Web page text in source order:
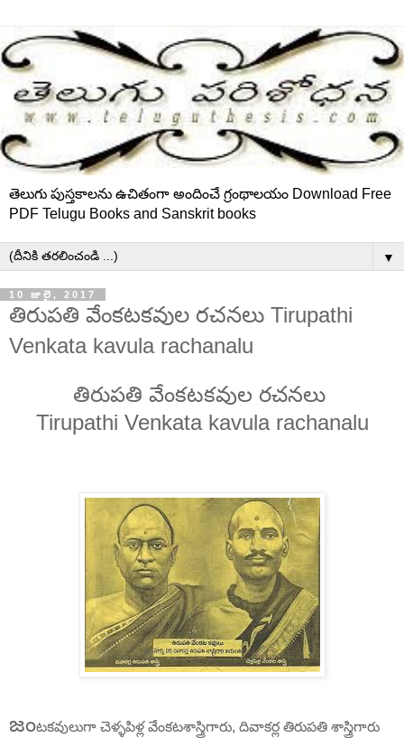
తెలుగు పుస్తకాలను ఉచితంగా అందించే గ్రంథాలయం Download Free
PDF Telugu Books and Sanskrit books
▼
10 జులై, 2017
తిరుపతి వేంకటకవుల రచనలు Tirupathi
Venkata kavula rachanalu
తిరుపతి వేంకటకవుల రచనలు
Tirupathi Venkata kavula rachanalu
జంటకవులుగా చెళ్ళపిళ్ల వేంకటశాస్త్రిగారు, దివాకర్ల తిరుపతి శాస్త్రిగారు